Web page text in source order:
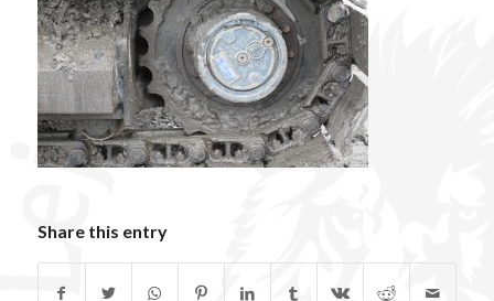
Share this entry